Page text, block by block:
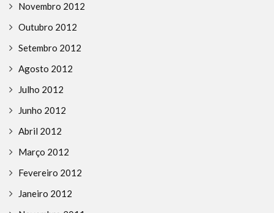
Novembro 2012
Outubro 2012
Setembro 2012
Agosto 2012
Julho 2012
Junho 2012
Abril 2012
Março 2012
Fevereiro 2012
Janeiro 2012